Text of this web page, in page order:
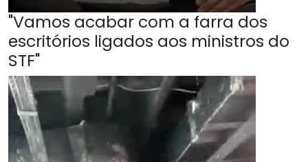
"Vamos acabar com a farra dos
escritórios ligados aos ministros do
STF"